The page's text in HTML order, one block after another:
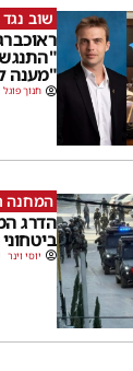
שוב
"מענה
חנוך פוגל
המחנה
הדרג
יוסי וינר